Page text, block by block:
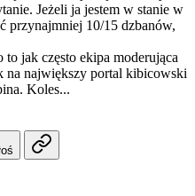
Jeżeli ja jestem w stanie w
przynajmniej 10/15 dzbanów,
jak często ekipa moderująca
na największy portal kibicowski
Koles...